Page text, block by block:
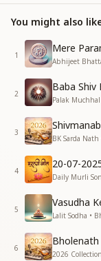
Shiv Baba has
बाबा आप परमधाम
बाबा परमधाम से
वो स्वर्ग का वरसा
एकिस जन्मों का
एकिस जन्मों का
धरती पर स्वर्ग
Baba, You
Baba, You
You have
Shiv Baba has
twenty-one
Shiv Baba has
twenty-one
Shiv Baba has
संगम की पावन
You might also
1
Mere
Abhijeet
2
Palak
3
BK Sarda
4
20-07-
Daily Murli
5
Vasudha
Lalit Sodha •
6
Bholenath
2026